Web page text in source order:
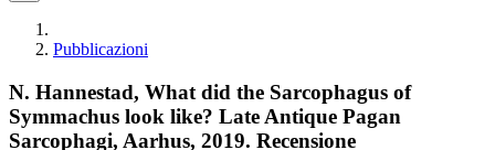
Pubblicazioni
N. Hannestad, What did the Sarcophagus of
Symmachus look like? Late Antique Pagan
Sarcophagi, Aarhus, 2019. Recensione